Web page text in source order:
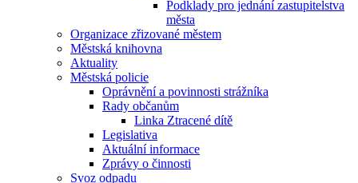
Podklady pro jednání zastupitelstva
města
Organizace zřizované městem
Městská knihovna
Aktuality
Městská policie
Oprávnění a povinnosti strážníka
Rady občanům
Linka Ztracené dítě
Legislativa
Aktuální informace
Zprávy o činnosti
Svoz odpadu